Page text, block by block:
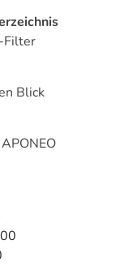
Arzt oder
kann höher sein,
einer
auftreten?
Filter
Blick